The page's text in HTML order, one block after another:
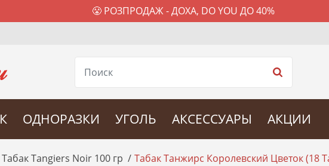
😤 РОЗПРОДАЖ - ДОХА, DO YOU ДО 40%
ОДНОРАЗКИ УГОЛЬ АКСЕССУАРЫ АКЦИИ
Табак Tangiers Noir 100 гр
Табак Танжирс Королевский Цветок (18